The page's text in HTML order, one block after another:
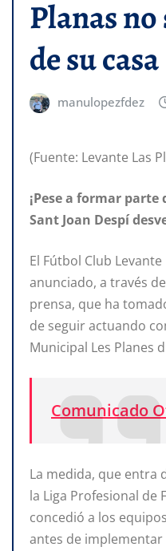
Planas no
de su casa
manulopezfdez
(Fuente: Levante Las
¡Pese a formar parte
Sant Joan Despí
El Fútbol Club
anunciado, a través
prensa, que ha
de seguir actuando
Municipal Les Planes
Comunicado
La medida, que entra
la Liga Profesional de
concedió a los
antes de